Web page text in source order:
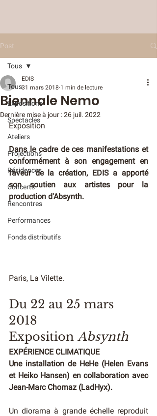
Post
Tous
Expositions
Spectacles
Ateliers
Projections
Résidences
Concerts
Rencontres
Performances
Fonds distributifs
Tous
Biennale Nemo
EDIS
31 mars 2018 1 min de lecture
Dernière mise à jour :26 juil. 2022
Exposition
Dans le cadre de ces manifestations et
conformément à son engagement en
faveur de la création, EDIS a apporté
son soutien aux artistes pour la
production d'Absynth.
Paris, La Vilette.
Du 22 au 25 mars
2018
Exposition Absynth
EXPÉRIENCE CLIMATIQUE
Une installation de HeHe (Helen Evans
et Heiko Hansen) en collaboration avec
Jean-Marc Chomaz (LadHyx).
Un diorama à grande échelle reproduit